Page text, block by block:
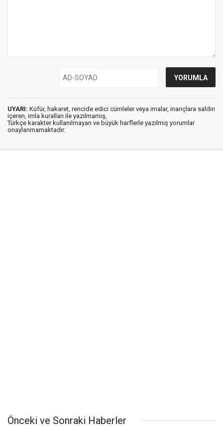
UYARI: Küfür, hakaret, rencide edici cümleler veya imalar, inançlara saldırı
içeren, imla kuralları ile yazılmamış,
Türkçe karakter kullanılmayan ve büyük harflerle yazılmış yorumlar
onaylanmamaktadır.
Önceki ve Sonraki Haberler